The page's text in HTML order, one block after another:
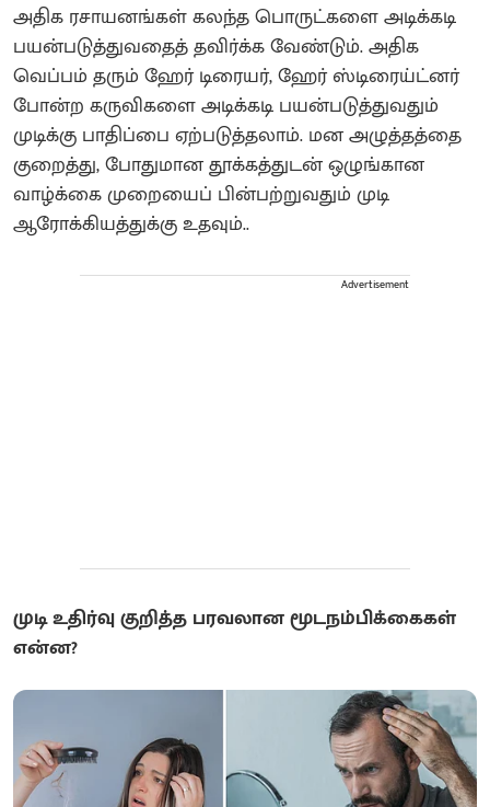
அதிக ரசாயனங்கள் கலந்த பொருட்களை அடிக்கடி
பயன்படுத்துவதைத் தவிர்க்க வேண்டும். அதிக
வெப்பம் தரும் ஹேர் டிரையர், ஹேர் ஸ்டிரைய்ட்னர்
போன்ற கருவிகளை அடிக்கடி பயன்படுத்துவதும்
முடிக்கு பாதிப்பை ஏற்படுத்தலாம். மன அழுத்தத்தை
குறைத்து, போதுமான தூக்கத்துடன் ஒழுங்கான
வாழ்க்கை முறையைப் பின்பற்றுவதும் முடி
ஆரோக்கியத்துக்கு உதவும்..
Advertisement
முடி உதிர்வு குறித்த பரவலான மூடநம்பிக்கைகள்
என்ன?